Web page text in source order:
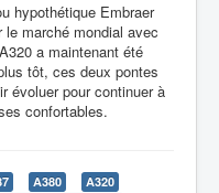
hypothétique Embraer
marché mondial avec
a maintenant été
tôt, ces deux pontes
évoluer pour continuer à
confortables.
A380
A320